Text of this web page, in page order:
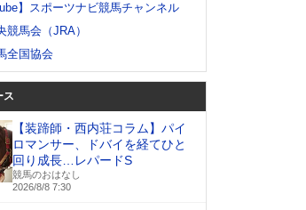
】スポーツナビ競馬チャンネル
競馬会（JRA）
全国協会
ス
【装蹄師・西内荘コラム】パイ
ロマンサー、ドバイを経てひと
回り成長…レパードS
競馬のおはなし
2026/8/8 7:30